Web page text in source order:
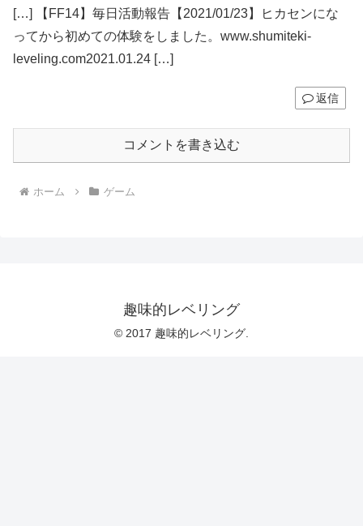
[…] 【FF14】毎日活動報告【2021/01/23】ヒカセンにな
ってから初めての体験をしました。www.shumiteki-
leveling.com2021.01.24 […]
返信
コメントを書き込む
ホーム ゲーム
趣味的レベリング
© 2017 趣味的レベリング.